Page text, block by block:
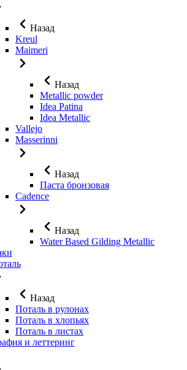
Назад
Kreul
Maimeri
Назад
Metallic powder
Idea Patina
Idea Metallic
Vallejo
Masserinni
Назад
Паста бронзовая
Cadence
Назад
Water Based Gilding Metallic
Назад
Поталь в рулонах
Поталь в хлопьях
Поталь в листах
и леттеринг